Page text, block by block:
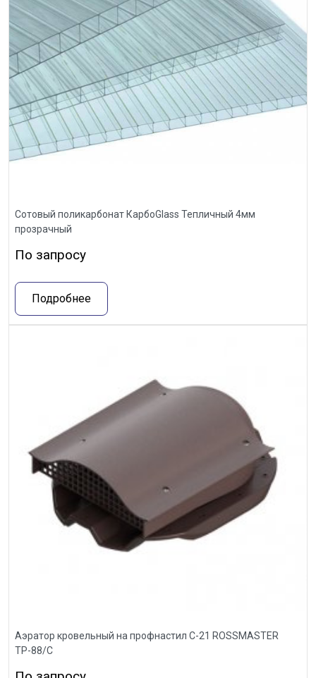
Сотовый поликарбонат КарбоGlass Тепличный 4мм
прозрачный
По запросу
Подробнее
Аэратор кровельный на профнастил С-21 ROSSMASTER
ТР-88/С